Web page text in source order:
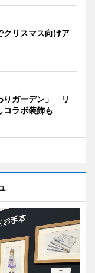
クリスマス向けア
りガーデン」 リ
コラボ装飾も